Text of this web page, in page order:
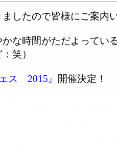
ましたので皆様にご案内
かな時間がただよってい
笑）
ス 2015』 開催決定！